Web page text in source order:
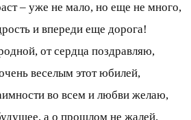
– уже не мало, но еще не много,
и впереди еще дорога!
от сердца поздравляю,
веселым этот юбилей,
во всем и любви желаю,
а о прошлом не жалей.